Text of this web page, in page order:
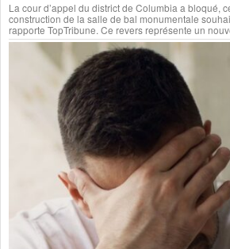
La cour d’appel du district de Columbia a bloqué,
construction de la salle de bal monumentale
rapporte TopTribune. Ce revers représente un